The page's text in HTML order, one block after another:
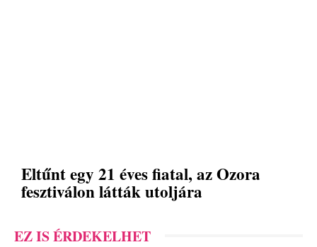
Eltűnt egy 21 éves fiatal, az Ozora
fesztiválon látták utoljára
EZ IS ÉRDEKELHET